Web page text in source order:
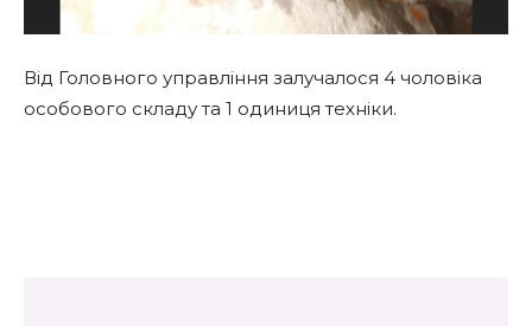
Від Головного управління залучалося 4 чоловіка
особового складу та 1 одиниця техніки.